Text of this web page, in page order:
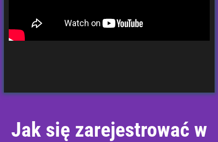
Jak się zarejestrować w